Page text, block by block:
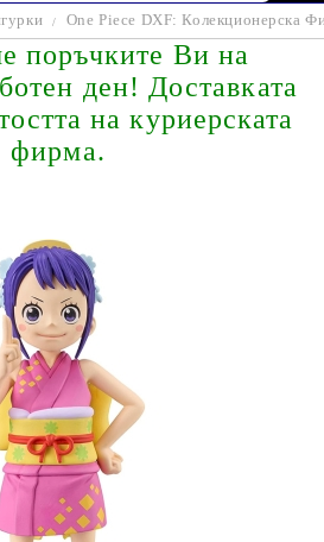
One Piece DXF: Колекционерска
поръчките Ви на
ден! Доставката
на куриерската
фирма.